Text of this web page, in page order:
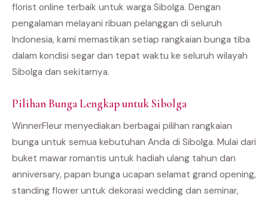
florist online terbaik untuk warga Sibolga. Dengan
pengalaman melayani ribuan pelanggan di seluruh
Indonesia, kami memastikan setiap rangkaian bunga tiba
dalam kondisi segar dan tepat waktu ke seluruh wilayah
Sibolga dan sekitarnya.
Pilihan Bunga Lengkap untuk Sibolga
WinnerFleur menyediakan berbagai pilihan rangkaian
bunga untuk semua kebutuhan Anda di Sibolga. Mulai dari
buket mawar romantis untuk hadiah ulang tahun dan
anniversary, papan bunga ucapan selamat grand opening,
standing flower untuk dekorasi wedding dan seminar,